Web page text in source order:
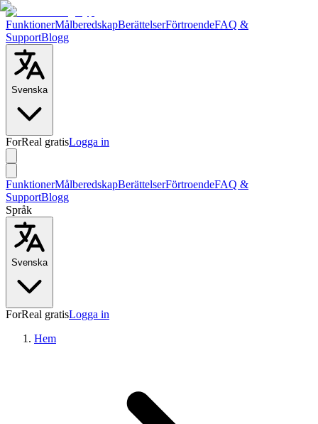
FunktionerMålberedskapBerättelserFörtroendeFAQ &
SupportBlogg
Svenska
ForReal gratisLogga in
FunktionerMålberedskapBerättelserFörtroendeFAQ &
SupportBlogg
Språk
Svenska
ForReal gratisLogga in
Hem